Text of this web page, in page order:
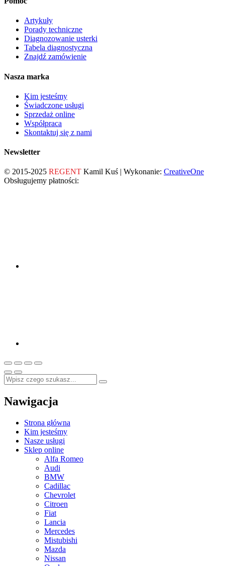
Artykuły
Porady techniczne
Diagnozowanie usterki
Tabela diagnostyczna
Znajdź zamówienie
Nasza marka
Kim jesteśmy
Świadczone usługi
Sprzedaż online
Współpraca
Skontaktuj się z nami
Newsletter
© 2015-2025 REGENT Kamil Kuś | Wykonanie: CreativeOne
Obsługujemy płatności:
Nawigacja
Strona główna
Kim jesteśmy
Nasze usługi
Sklep online
Alfa Romeo
Audi
BMW
Cadillac
Chevrolet
Citroen
Fiat
Lancia
Mercedes
Mistubishi
Mazda
Nissan